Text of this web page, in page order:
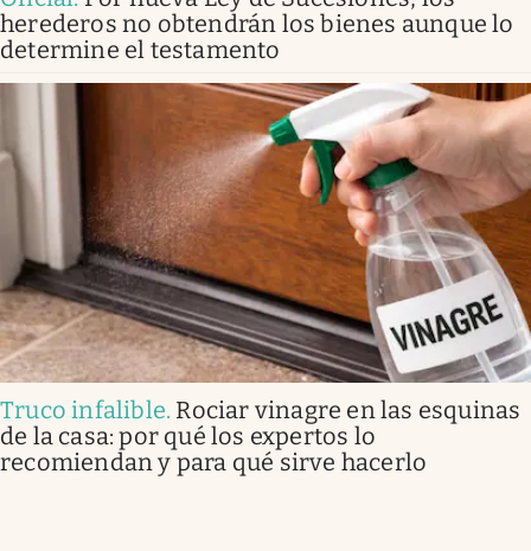
herederos no obtendrán los bienes aunque lo
determine el testamento
Truco infalible. Rociar vinagre en las esquinas
de la casa: por qué los expertos lo
recomiendan y para qué sirve hacerlo